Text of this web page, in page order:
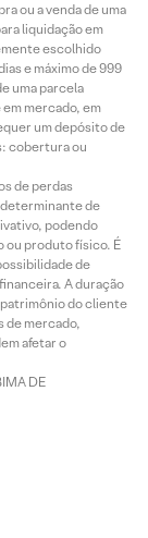
ou a venda de uma
liquidação em
escolhido
e máximo de 999
uma parcela
mercado, em
um depósito de
cobertura ou
de perdas
de
podendo
ou produto físico. É
de
A duração
do cliente
de mercado,
afetar o
DE